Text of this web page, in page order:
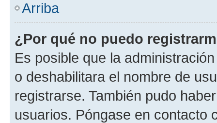
Arriba
¿Por qué no puedo
Es posible que la
o deshabilitara el nombre de
registrarse. También pudo
usuarios. Póngase en contacto